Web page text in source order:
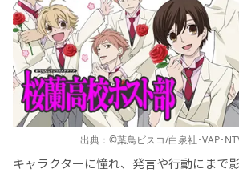
出典：©葉鳥ビスコ/白泉社･VAP･
キャラクターに憧れ、発言や行動にまで